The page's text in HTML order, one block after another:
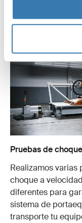
Explora el Thule Test
Pruebas de choque
Realizamos varias
choque a
diferentes para
sistema de
transporte tu